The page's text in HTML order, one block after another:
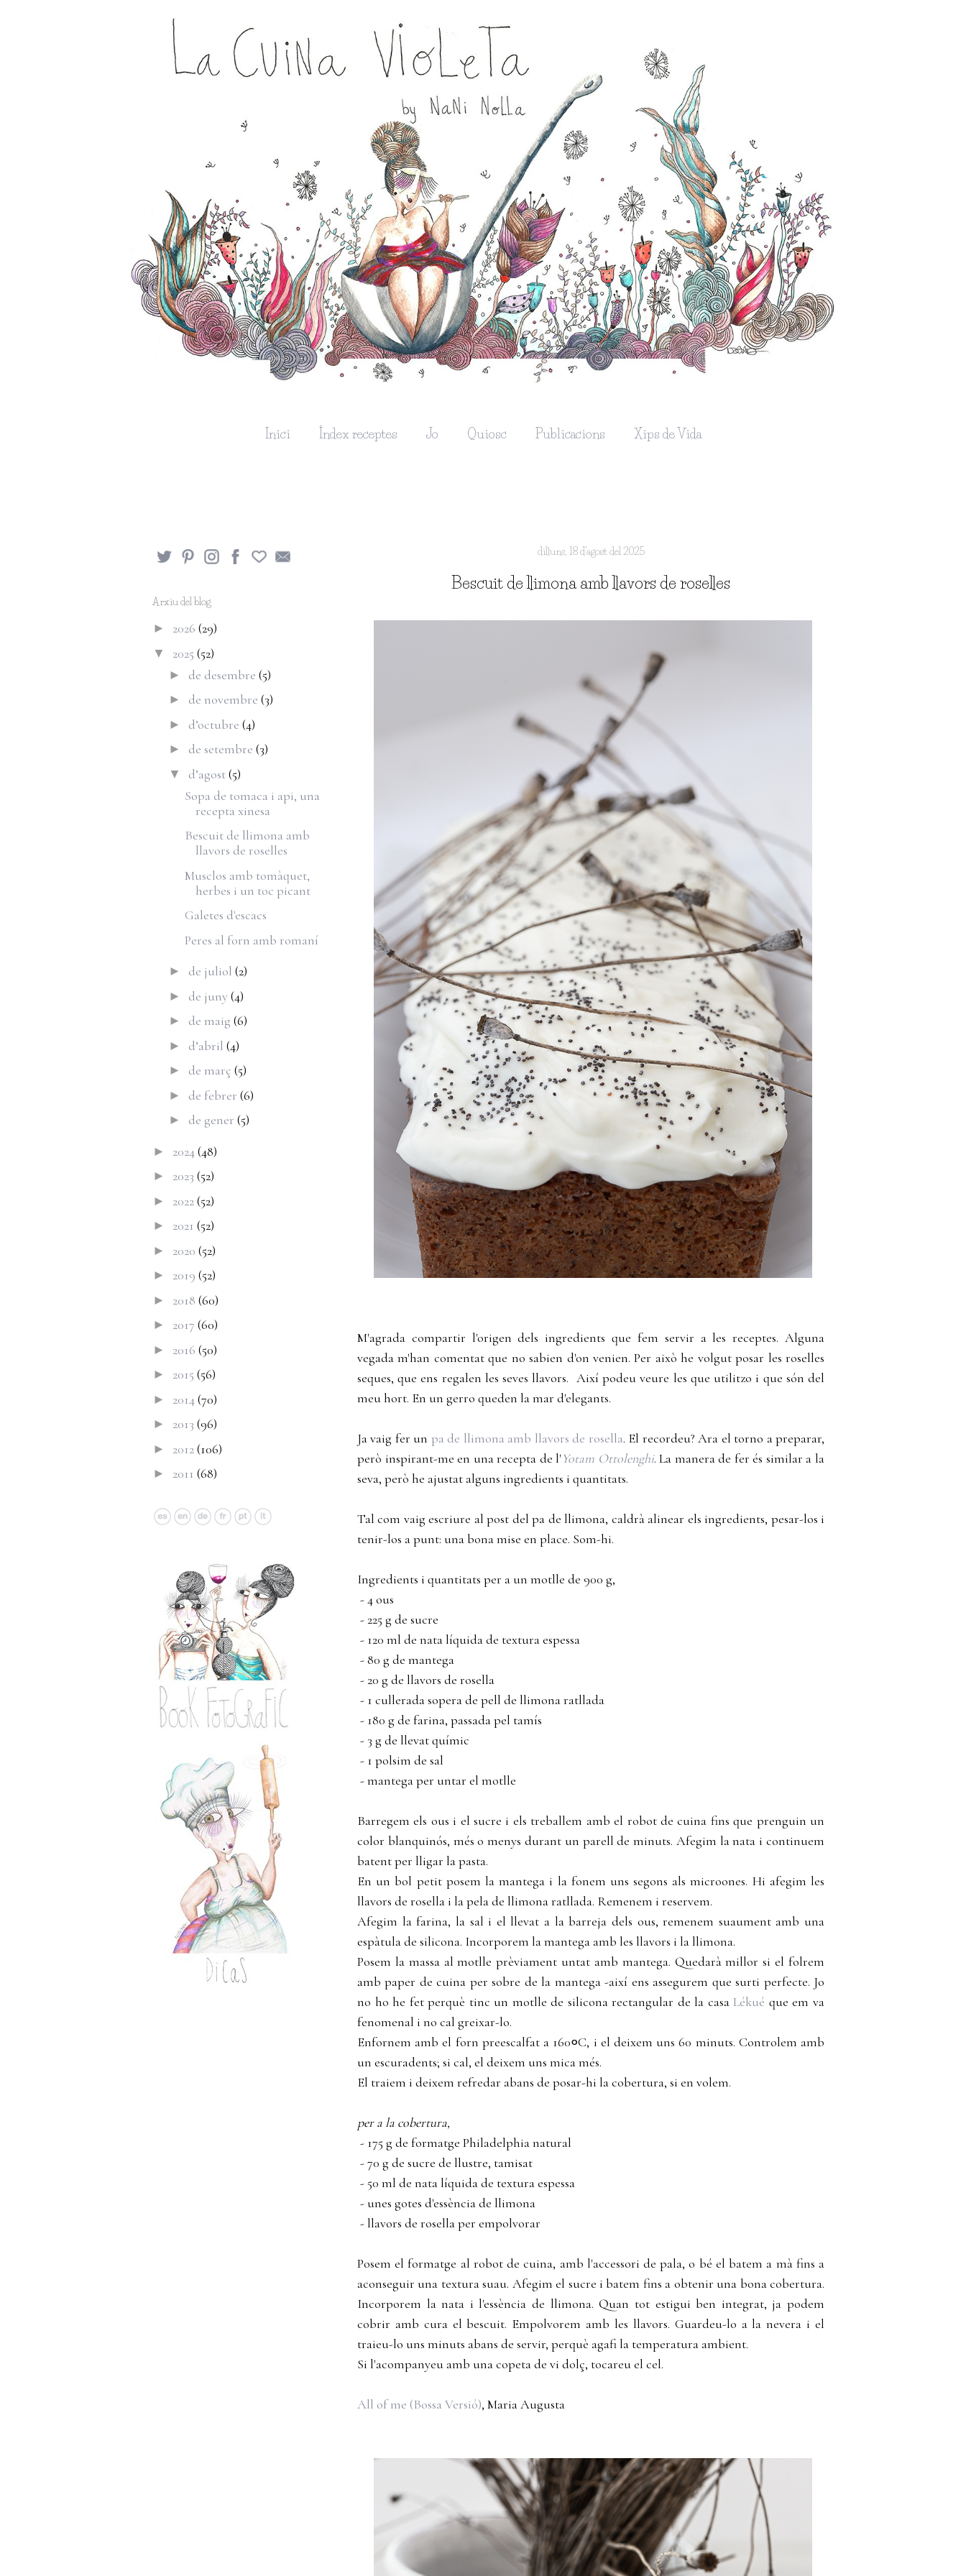
Inici Índex receptes Jo Quiosc Publicacions Xips de Vida
dilluns, 18 d’agost del 2025
Bescuit de llimona amb llavors de roselles
M'agrada compartir l'origen dels ingredients que fem servir a les receptes. Alguna
vegada m'han comentat que no sabien d'on venien. Per això he volgut posar les roselles
seques, que ens regalen les seves llavors. Així podeu veure les que utilitzo i que són del
meu hort. En un gerro queden la mar d'elegants.
Ja vaig fer un pa de llimona amb llavors de rosella. El recordeu? Ara el torno a preparar,
però inspirant-me en una recepta de l'Yotam Ottolenghi. La manera de fer és similar a la
seva, però he ajustat alguns ingredients i quantitats.
Tal com vaig escriure al post del pa de llimona, caldrà alinear els ingredients, pesar-los i
tenir-los a punt: una bona mise en place. Som-hi.
Ingredients i quantitats per a un motlle de 900 g,
- 4 ous
- 225 g de sucre
- 120 ml de nata líquida de textura espessa
- 80 g de mantega
- 20 g de llavors de rosella
- 1 cullerada sopera de pell de llimona ratllada
- 180 g de farina, passada pel tamís
- 3 g de llevat químic
- 1 polsim de sal
- mantega per untar el motlle
Barregem els ous i el sucre i els treballem amb el robot de cuina fins que prenguin un
color blanquinós, més o menys durant un parell de minuts. Afegim la nata i continuem
batent per lligar la pasta.
En un bol petit posem la mantega i la fonem uns segons als microones. Hi afegim les
llavors de rosella i la pela de llimona ratllada. Remenem i reservem.
Afegim la farina, la sal i el llevat a la barreja dels ous, remenem suaument amb una
espàtula de silicona. Incorporem la mantega amb les llavors i la llimona.
Posem la massa al motlle prèviament untat amb mantega. Quedarà millor si el folrem
amb paper de cuina per sobre de la mantega -així ens assegurem que surti perfecte. Jo
no ho he fet perquè tinc un motlle de silicona rectangular de la casa Lékué que em va
fenomenal i no cal greixar-lo.
Enfornem amb el forn preescalfat a 160𑇑C, i el deixem uns 60 minuts. Controlem amb
un escuradents; si cal, el deixem uns mica més.
El traiem i deixem refredar abans de posar-hi la cobertura, si en volem.
per a la cobertura,
- 175 g de formatge Philadelphia natural
- 70 g de sucre de llustre, tamisat
- 50 ml de nata líquida de textura espessa
- unes gotes d'essència de llimona
- llavors de rosella per empolvorar
Posem el formatge al robot de cuina, amb l'accessori de pala, o bé el batem a mà fins a
aconseguir una textura suau. Afegim el sucre i batem fins a obtenir una bona cobertura.
Incorporem la nata i l'essència de llimona. Quan tot estigui ben integrat, ja podem
cobrir amb cura el bescuit. Empolvorem amb les llavors. Guardeu-lo a la nevera i el
traieu-lo uns minuts abans de servir, perquè agafi la temperatura ambient.
Si l'acompanyeu amb una copeta de vi dolç, tocareu el cel.
All of me (Bossa Versió), Maria Augusta
Arxiu del blog
► 2026 (29)
▼ 2025 (52)
► de desembre (5)
► de novembre (3)
► d’octubre (4)
► de setembre (3)
▼ d’agost(5)
Sopa de tomaca i api, una
recepta xinesa
Bescuit de llimona amb
llavors de roselles
Musclos amb tomàquet,
herbes i un toc picant
Galetes d'escacs
Peres al forn amb romaní
► de juliol (2)
► de juny(4)
► de maig (6)
► d’abril (4)
► de març (5)
► de febrer (6)
► de gener (5)
► 2024(48)
► 2023 (52)
► 2022(52)
► 2021 (52)
► 2020 (52)
► 2019 (52)
► 2018 (60)
► 2017 (60)
► 2016 (50)
► 2015 (56)
► 2014(70)
► 2013 (96)
► 2012(106)
► 2011 (68)